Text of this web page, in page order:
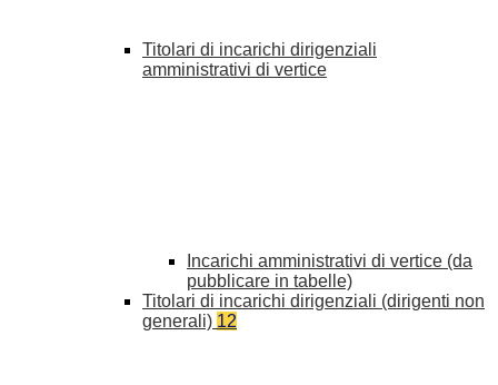
Titolari di incarichi dirigenziali
amministrativi di vertice
Incarichi amministrativi di vertice (da
pubblicare in tabelle)
Titolari di incarichi dirigenziali (dirigenti non
generali) 12